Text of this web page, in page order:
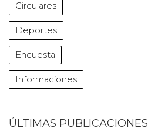
Circulares
Deportes
Encuesta
Informaciones
ÚLTIMAS PUBLICACIONES